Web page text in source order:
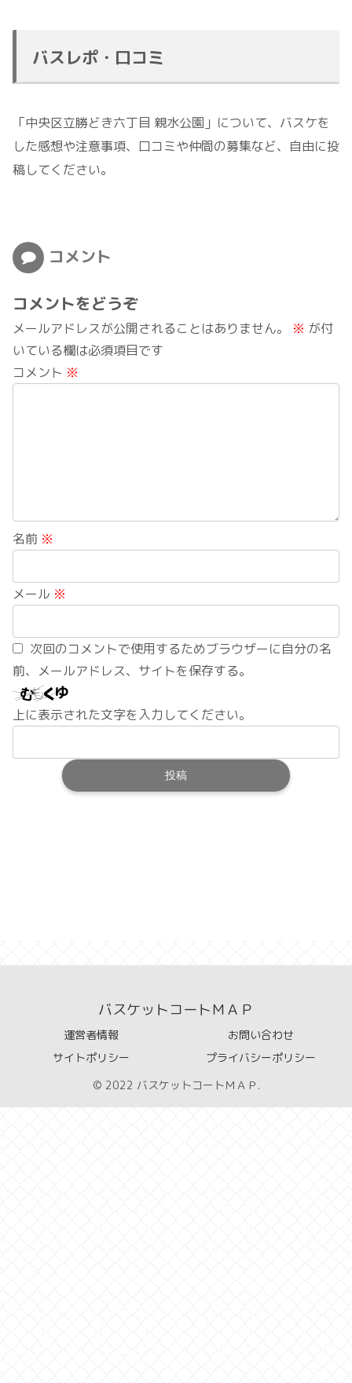
バスレポ・口コミ
「中央区立勝どき六丁目 親水公園」について、バスケを
した感想や注意事項、口コミや仲間の募集など、自由に投
稿してください。
コメント
コメントをどうぞ
メールアドレスが公開されることはありません。 ※ が付
いている欄は必須項目です
コメント ※
名前 ※
メール ※
次回のコメントで使用するためブラウザーに自分の名
前、メールアドレス、サイトを保存する。
上に表示された文字を入力してください。
バスケットコートＭＡＰ
運営者情報
お問い合わせ
サイトポリシー
プライバシーポリシー
© 2022 バスケットコートＭＡＰ.